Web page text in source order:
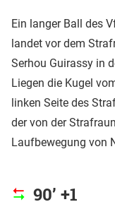
Ein langer Ball des
landet vor dem
Serhou Guirassy in
Liegen die Kugel
linken Seite des
der von der
Laufbewegung von
90’ +1